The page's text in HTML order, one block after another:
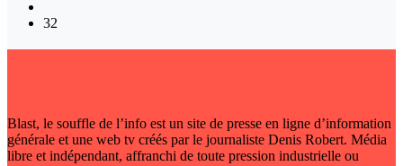
32
Blast, le souffle de l’info est un site de presse en ligne d’information
générale et une web tv créés par le journaliste Denis Robert. Média
libre et indépendant, affranchi de toute pression industrielle ou